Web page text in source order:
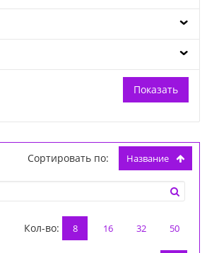
Сортировать по: название
Кол-во: 8 16 32 50